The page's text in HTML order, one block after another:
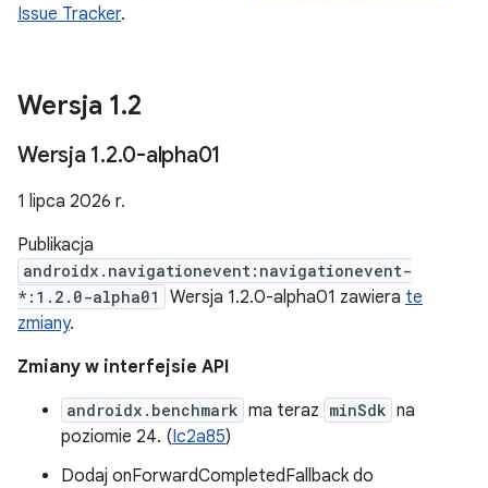
Issue Tracker.
Wersja 1.2
Wersja 1.2.0-alpha01
1 lipca 2026 r.
Publikacja
androidx.navigationevent:navigationevent-
*:1.2.0-alpha01
Wersja 1.2.0-alpha01 zawiera te
zmiany.
Zmiany w interfejsie API
androidx.benchmark ma teraz minSdk na
poziomie 24. (Ic2a85)
Dodaj onForwardCompletedFallback do